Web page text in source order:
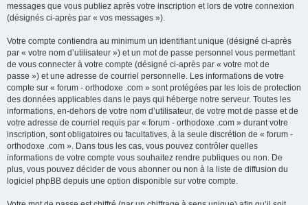
messages que vous publiez après votre inscription et lors de votre connexion
(désignés ci-après par « vos messages »).
Votre compte contiendra au minimum un identifiant unique (désigné ci-après
par « votre nom d’utilisateur ») et un mot de passe personnel vous permettant
de vous connecter à votre compte (désigné ci-après par « votre mot de
passe ») et une adresse de courriel personnelle. Les informations de votre
compte sur « forum - orthodoxe .com » sont protégées par les lois de protection
des données applicables dans le pays qui héberge notre serveur. Toutes les
informations, en-dehors de votre nom d’utilisateur, de votre mot de passe et de
votre adresse de courriel requis par « forum - orthodoxe .com » durant votre
inscription, sont obligatoires ou facultatives, à la seule discrétion de « forum -
orthodoxe .com ». Dans tous les cas, vous pouvez contrôler quelles
informations de votre compte vous souhaitez rendre publiques ou non. De
plus, vous pouvez décider de vous abonner ou non à la liste de diffusion du
logiciel phpBB depuis une option disponible sur votre compte.